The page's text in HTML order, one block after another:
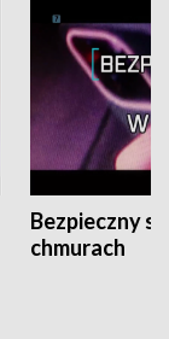
Bezpieczny
chmurach